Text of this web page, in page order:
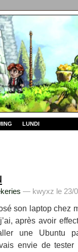
LUNDI
— kwyxz le 23/
son laptop chez
après avoir
une Ubuntu
envie de